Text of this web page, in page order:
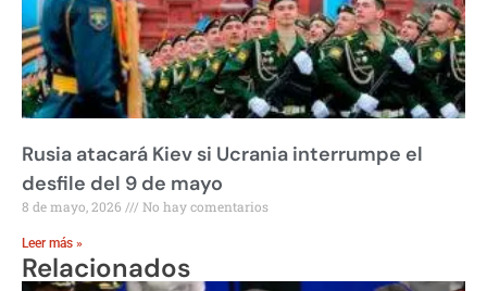
Rusia atacará Kiev si Ucrania interrumpe el
desfile del 9 de mayo
8 de mayo, 2026 No hay comentarios
Leer más »
Relacionados